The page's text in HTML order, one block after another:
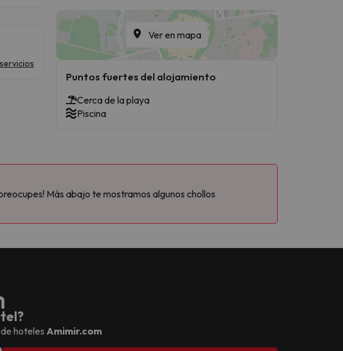
Ver en mapa
Puntos fuertes del alojamiento
Cerca de la playa
Piscina
Más abajo te mostramos algunos chollos
hoteles Amimir.com